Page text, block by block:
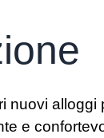
nuovi
e